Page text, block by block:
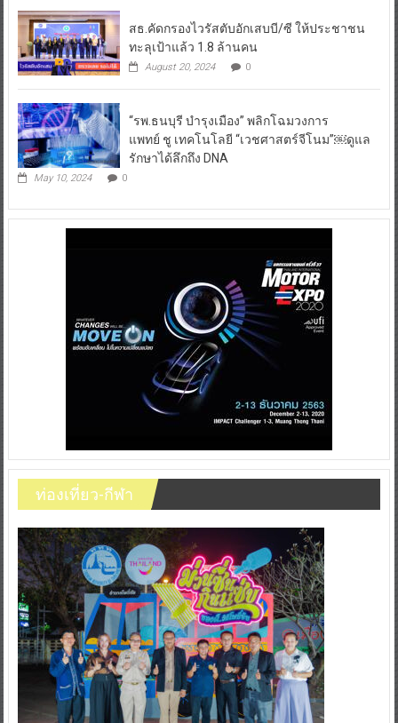
สธ.คัดกรองไวรัสตับอักเสบบี/ซี ให้ประชาชน
ทะลุเป้าแล้ว 1.8 ล้านคน
August 20, 2024 0
“รพ.ธนบุรี บำรุงเมือง” พลิกโฉมวงการ
แพทย์ ชู เทคโนโลยี “เวชศาสตร์จีโนม”￼ดูแล
รักษาได้ลึกถึง DNA
May 10, 2024 0
ท่องเที่ยว-กีฬา